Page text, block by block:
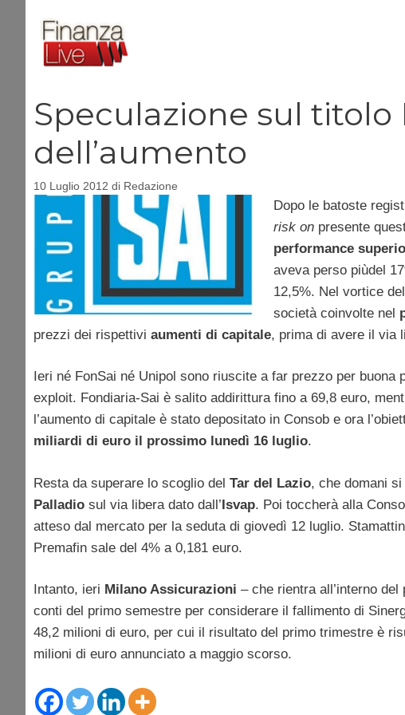
contenuto
Speculazione sul titolo
dell’aumento
10 Luglio 2012 di Redazione
Dopo le batoste
risk on presente
performance
aveva perso piùdel
12,5%. Nel vortice
società coinvolte nel
prezzi dei rispettivi aumenti di capitale, prima di avere il via
Ieri né FonSai né Unipol sono riuscite a far prezzo per
exploit. Fondiaria-Sai è salito addirittura fino a 69,8 euro,
l’aumento di capitale è stato depositato in Consob e ora
miliardi di euro il prossimo lunedì 16 luglio.
Resta da superare lo scoglio del Tar del Lazio, che domani
Palladio sul via libera dato dall’Isvap. Poi toccherà alla
atteso dal mercato per la seduta di giovedì 12 luglio.
Premafin sale del 4% a 0,181 euro.
Intanto, ieri Milano Assicurazioni – che rientra all’interno
conti del primo semestre per considerare il fallimento di
48,2 milioni di euro, per cui il risultato del primo trimestre è
milioni di euro annunciato a maggio scorso.